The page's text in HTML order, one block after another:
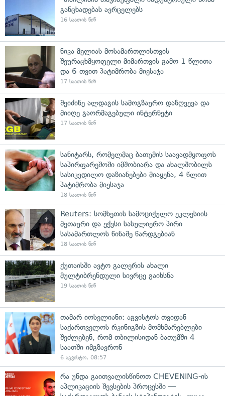
განცხადებას ავრცელებს
16 საათის წინ
ნიკა მელიას მოსამართლისთვის
შეურაცხმყოფელი მიმართვის გამო 1 წლითა
და 6 თვით პატიმრობა მიესაჯა
17 საათის წინ
შეიძინე ალდაგის სამოგზაურო დაზღვევა და
მიიღე გაორმაგებული ინტერნეტი
17 საათის წინ
სანიტარს, რომელმაც ბათუმის საავადმყოფოს
საპირფარეშოში იმშობიარა და ახალშობილს
სასიკვდილო დაზიანებები მიაყენა, 4 წლით
პატიმრობა მიესაჯა
18 საათის წინ
Reuters: სომხეთის სამოციქულო ეკლესიის
მეთაური და ექვსი სასულიერო პირი
სასამართლოს წინაშე წარდგებიან
18 საათის წინ
ქუთაისში ავტო გალერის ახალი
მულტიბრენდული სივრცე გაიხსნა
19 საათის წინ
თამარ იოსელიანი: აგვისტოს თვიდან
საქართველოს რკინიგზის მომხმარებლები
შეძლებენ, რომ თბილისიდან ბათუმში 4
საათში იმგზავრონ
6 აგვისტო, 08:57
რა უნდა გაითვალისწინოთ CHEVENING-ის
აპლიკაციის შევსების პროცესში —